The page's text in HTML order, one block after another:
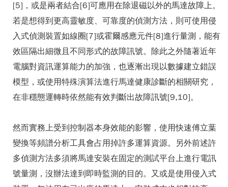
[5]，或是兩者結合[6]可應用在除退磁以外的馬達故障上。
若是想得到更高靈敏度、可靠度的偵測方法，則可使用侵
入式偵測裝置如線圈[7]或霍爾感應元件[8]進行量測，能有
效區隔出細微且不同形式的故障訊號。除此之外隨著近年
電腦對資訊運算能力的加強，也逐漸出現以數據建立錯誤
模型，或使用特殊演算法進行馬達健康診斷的相關研究，
在非穩態運轉時依然能有效判斷出故障訊號[9,10]。
然而實務上受到控制器本身效能的影響，使用快速傅立葉
變換等頻譜分析工具會占用掉許多運算資源。另外前述許
多偵測方法多須將馬達安裝在固定的測試平台上進行電訊
號量測，沒辦法達到即時監測的目的。又或是使用侵入式